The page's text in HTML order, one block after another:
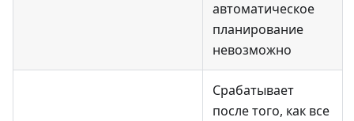
автоматическое
планирование
невозможно
Срабатывает
после того, как все